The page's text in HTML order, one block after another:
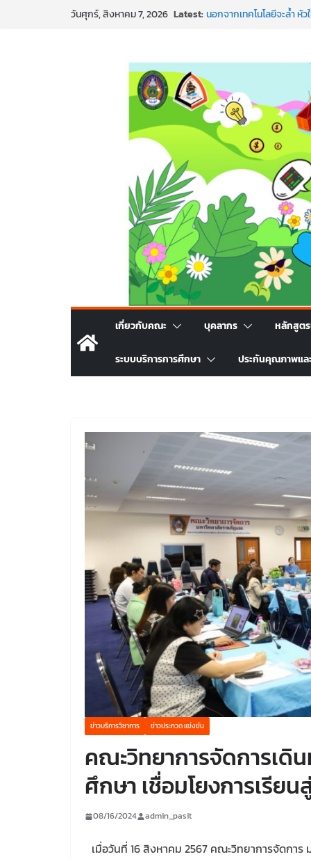
วันศุกร์, สิงหาคม 7, 2026 Latest:นอกจากเทคโนโลยีจะล้ำ
ทันสมัยแบบจัดเต็ม
เกี่ยวกับคณะ บุคลากร หลักสูต
ระบบบริการการศึกษา ประกันคุณภาพแล
ข่าวบริการวิชาการ ข่าวประกวด แข่งขัน
คณะวิทยาการจัดการเ
ศึกษา เชื่อมโยงการเรีย
08/16/2024 admin_pasit
เมื่อวันที่ 16 สิงหาคม 2567 คณะวิทยาการจัดกา